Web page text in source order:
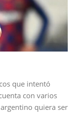
que intentó
con varios
quiera ser